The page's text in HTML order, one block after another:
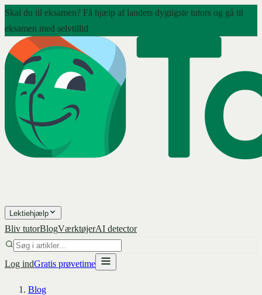
Skal du til eksamen? Få hjælp af landets dygtigste tutors og gå til
eksamen med selvtillid
Lektiehjælp
Bliv tutorBlogVærktøjerAI detector
Log indGratis prøvetime
Blog